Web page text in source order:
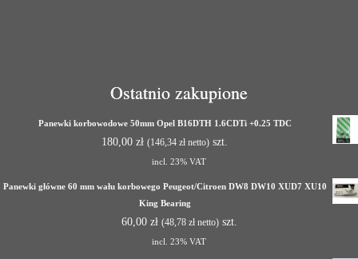
Ostatnio zakupione
Panewki korbowodowe 50mm Opel B16DTH 1.6CDTi +0.25 TDC
180,00 zł (146,34 zł netto) szt.
incl. 23% VAT
Panewki główne 60 mm wału korbowego Peugeot/Citroen DW8 DW10 XUD7 XU10
King Bearing
60,00 zł (48,78 złnetto)szt.
incl. 23% VAT